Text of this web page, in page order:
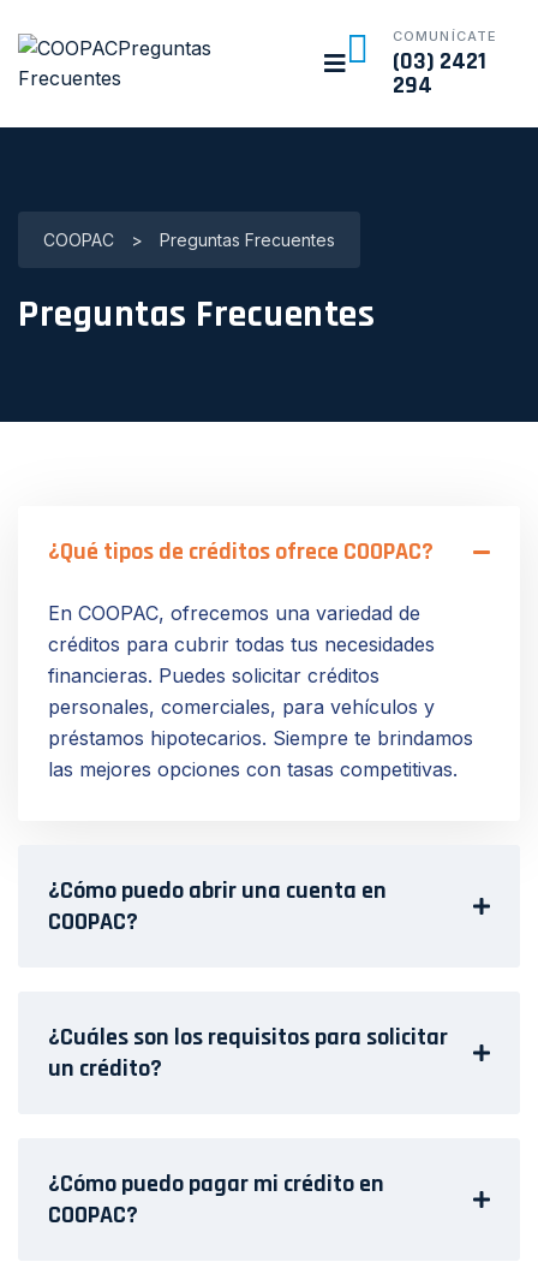
COMUNÍCATE
(03) 2421
294
COOPAC > Preguntas Frecuentes
Preguntas Frecuentes
¿Qué tipos de créditos ofrece COOPAC?
En COOPAC, ofrecemos una variedad de
créditos para cubrir todas tus necesidades
financieras. Puedes solicitar créditos
personales, comerciales, para vehículos y
préstamos hipotecarios. Siempre te brindamos
las mejores opciones con tasas competitivas.
¿Cómo puedo abrir una cuenta en
COOPAC?
¿Cuáles son los requisitos para solicitar
un crédito?
¿Cómo puedo pagar mi crédito en
COOPAC?